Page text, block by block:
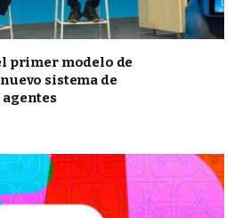
primer modelo de
sistema de